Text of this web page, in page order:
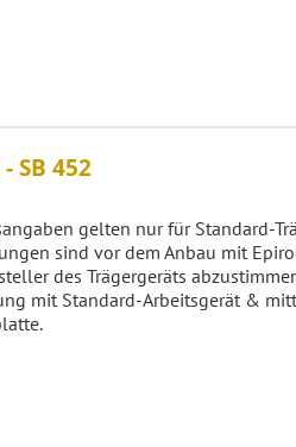
SB 452
gelten nur für Standard-
sind vor dem Anbau mit
des Trägergeräts
mit Standard-Arbeitsgerät &